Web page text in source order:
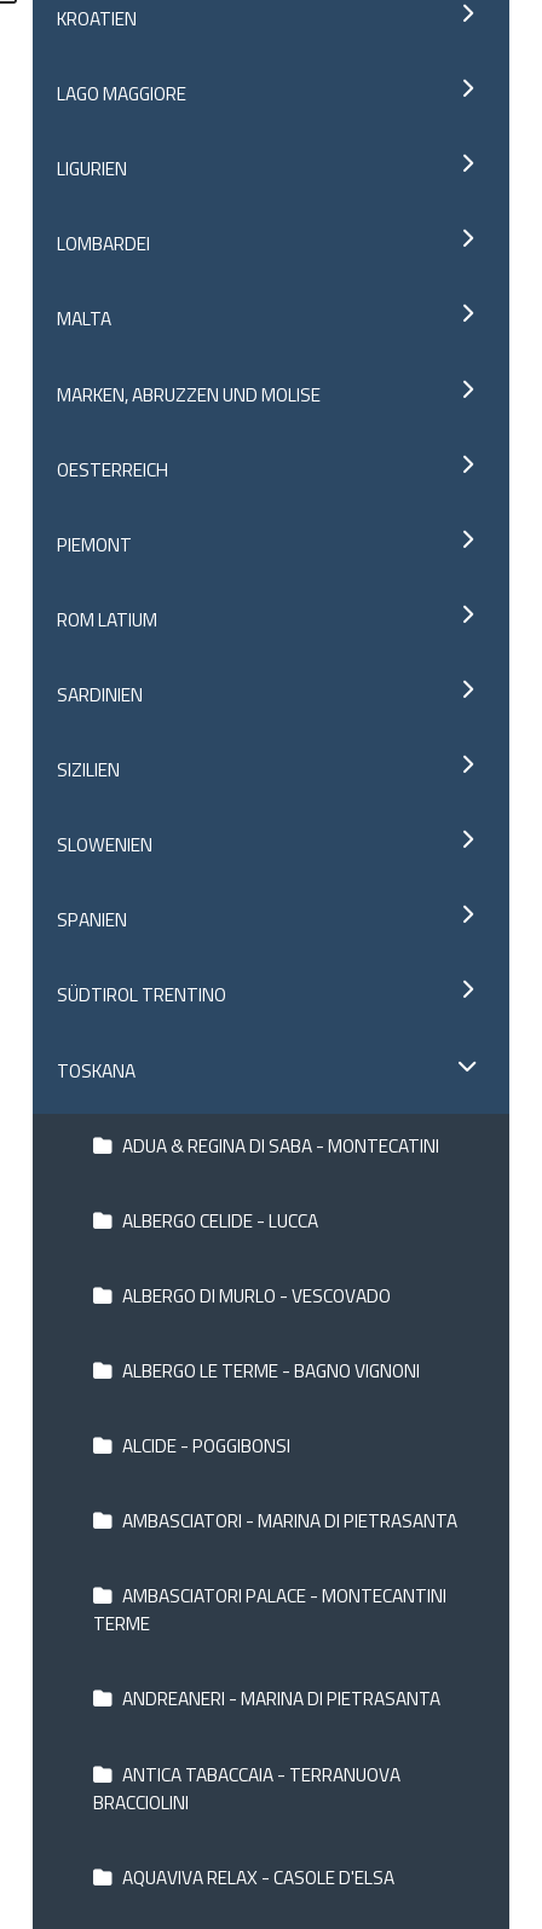
KROATIEN
LAGO MAGGIORE
LIGURIEN
LOMBARDEI
MALTA
MARKEN, ABRUZZEN UND MOLISE
OESTERREICH
PIEMONT
ROM LATIUM
SARDINIEN
SIZILIEN
SLOWENIEN
SPANIEN
SÜDTIROL TRENTINO
TOSKANA
ADUA & REGINA DI SABA - MONTECATINI
ALBERGO CELIDE - LUCCA
ALBERGO DI MURLO - VESCOVADO
ALBERGO LE TERME - BAGNO VIGNONI
ALCIDE - POGGIBONSI
AMBASCIATORI - MARINA DI PIETRASANTA
AMBASCIATORI PALACE - MONTECANTINI
TERME
ANDREANERI - MARINA DI PIETRASANTA
ANTICA TABACCAIA - TERRANUOVA
BRACCIOLINI
AQUAVIVA RELAX - CASOLE D'ELSA